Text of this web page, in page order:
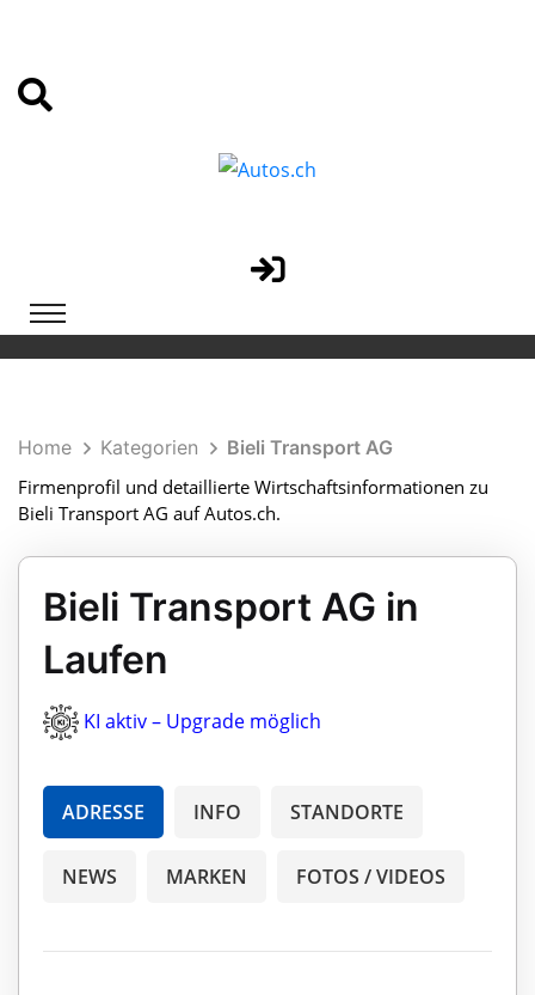
Home Kategorien
Bieli Transport AG
Firmenprofil und detaillierte Wirtschaftsinformationen zu
Bieli Transport AG auf Autos.ch.
Bieli Transport AG in
Laufen
KI aktiv – Upgrade möglich
ADRESSE INFO STANDORTE
NEWS MARKEN FOTOS / VIDEOS